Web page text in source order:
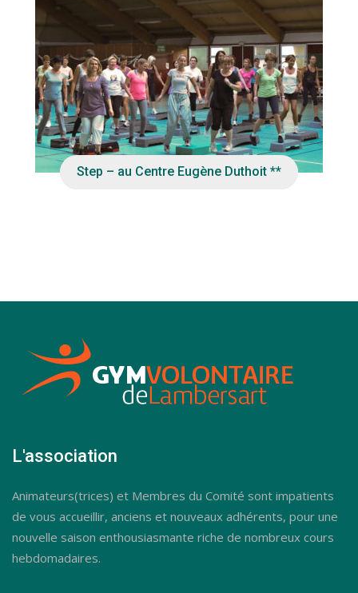
MAR 10:15
Step – au Centre Eugène Duthoit **
L'association
Animateurs(trices) et Membres du Comité sont impatients
de vous accueillir, anciens et nouveaux adhérents, pour une
nouvelle saison enthousiasmante riche de nombreux cours
hebdomadaires.